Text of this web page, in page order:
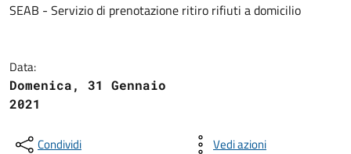
SEAB - Servizio di prenotazione ritiro rifiuti a domicilio
Data:
Domenica, 31 Gennaio
2021
Condividi Vedi azioni